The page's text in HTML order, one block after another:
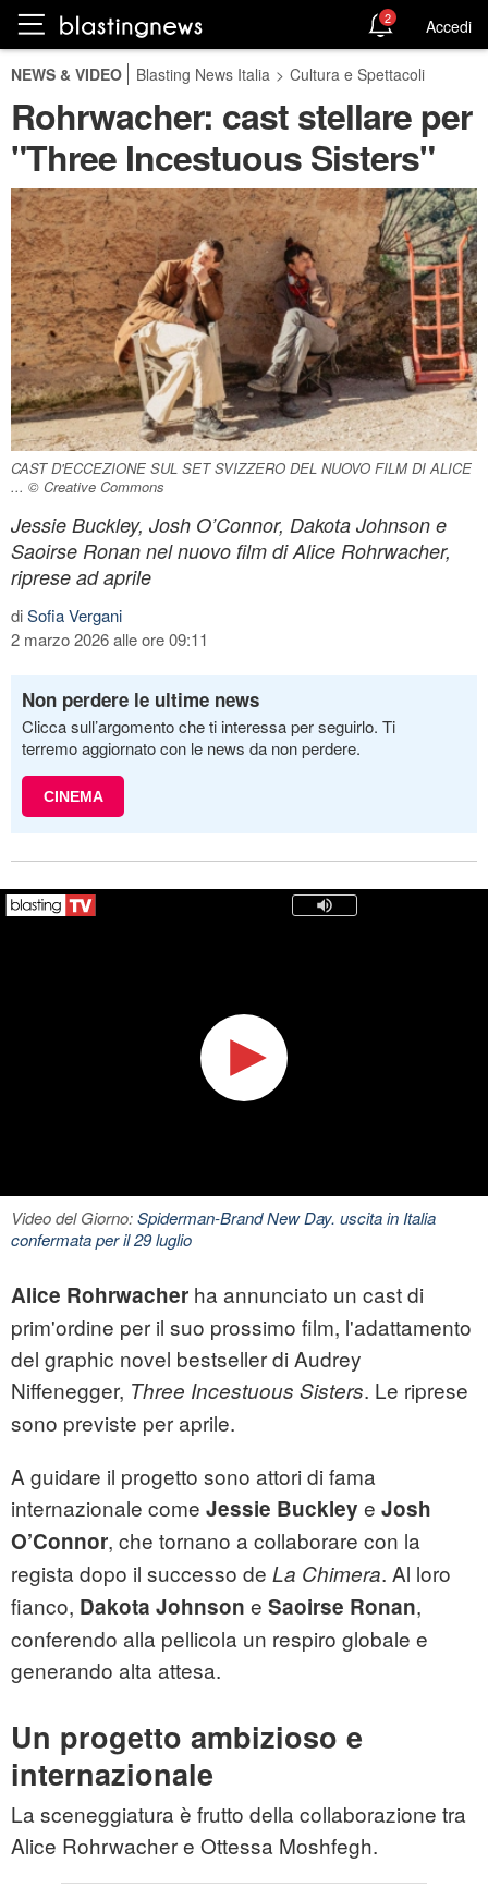
2 Accedi
NEWS & VIDEO Blasting News Italia > Cultura e Spettacoli
Rohrwacher: cast stellare per
"Three Incestuous Sisters"
CAST D'ECCEZIONE SUL SET SVIZZERO DEL NUOVO FILM DI ALICE
... © Creative Commons
Jessie Buckley, Josh O’Connor, Dakota Johnson e
Saoirse Ronan nel nuovo film di Alice Rohrwacher,
riprese ad aprile
diSofia Vergani
2 marzo 2026 alle ore 09:11
Non perdere le ultime news
Clicca sull’argomento che ti interessa per seguirlo. Ti
terremo aggiornato con le news da non perdere.
CINEMA
Video del Giorno:Spiderman-Brand New Day. uscita in Italia
confermata per il 29 luglio
Alice Rohrwacher ha annunciato un cast di
prim'ordine per il suo prossimo film, l'adattamento
del graphic novel bestseller di Audrey
Niffenegger, Three Incestuous Sisters. Le riprese
sono previste per aprile.
A guidare il progetto sono attori di fama
internazionale come Jessie Buckley e Josh
O’Connor, che tornano a collaborare con la
regista dopo il successo de La Chimera. Al loro
fianco, Dakota Johnson e Saoirse Ronan,
conferendo alla pellicola un respiro globale e
generando alta attesa.
Un progetto ambizioso e
internazionale
La sceneggiatura è frutto della collaborazione tra
Alice Rohrwacher e Ottessa Moshfegh.